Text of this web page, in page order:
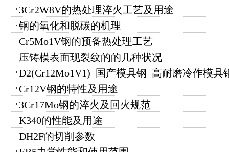
3Cr2W8V的热处理淬火工艺及用途
钢的氧化和脱碳的机理
Cr5Mo1V钢的预备热处理工艺
压铸模表面现裂纹的的几种状况
D2(Cr12Mo1V1)_国产模具钢_高耐磨冷作模具
Cr12V钢的特性及用途
3Cr17Mo钢的淬火及回火规范
K340的性能及用途
DH2F的切削参数